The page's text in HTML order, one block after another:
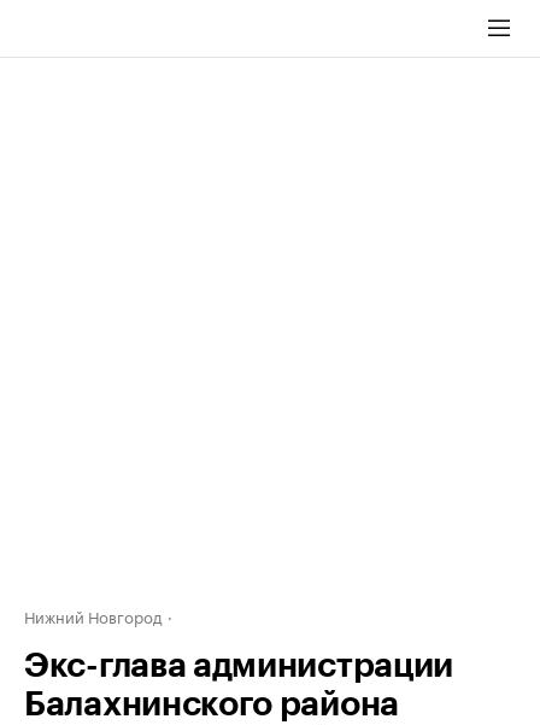
Нижний Новгород
Экс-глава администрации
Балахнинского района